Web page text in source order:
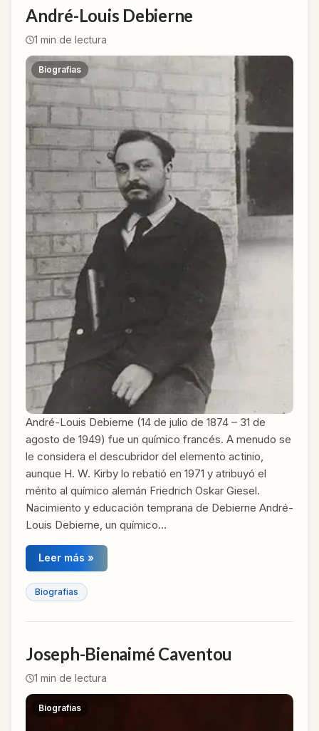
André-Louis Debierne
1 min de lectura
Biografias
André-Louis Debierne (14 de julio de 1874 – 31 de
agosto de 1949) fue un químico francés. A menudo se
le considera el descubridor del elemento actinio,
aunque H. W. Kirby lo rebatió en 1971 y atribuyó el
mérito al químico alemán Friedrich Oskar Giesel.
Nacimiento y educación temprana de Debierne André-
Louis Debierne, un químico…
Leer más »
Biografias
Joseph-Bienaimé Caventou
1 min de lectura
Biografias